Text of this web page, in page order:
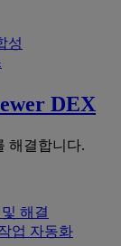
성
DEX
해결합니다.
해결
업 자동화